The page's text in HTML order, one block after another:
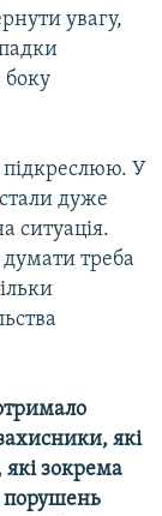
увагу,
боку
підкреслюю. У
дуже
ситуація.
треба
які
зокрема
порушень